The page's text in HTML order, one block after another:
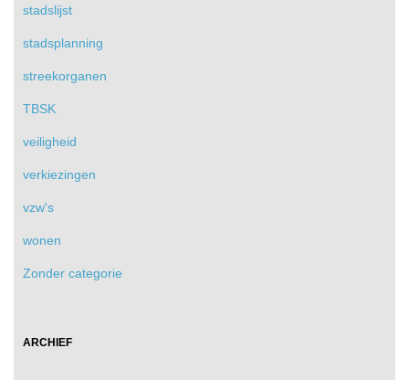
stadslijst
stadsplanning
streekorganen
TBSK
veiligheid
verkiezingen
vzw's
wonen
Zonder categorie
ARCHIEF